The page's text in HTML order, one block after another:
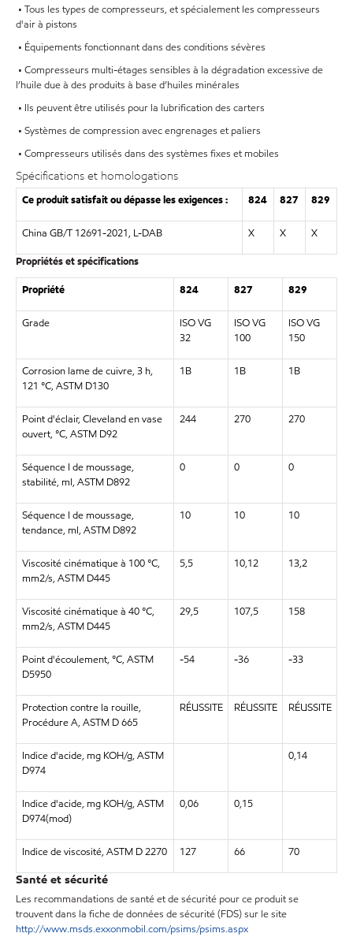
• Tous les types de compresseurs, et spécialement les compresseurs
d'air à pistons
• Équipements fonctionnant dans des conditions sévères
• Compresseurs multi-étages sensibles à la dégradation excessive de
l’huile due à des produits à base d’huiles minérales
• Ils peuvent être utilisés pour la lubrification des carters
• Systèmes de compression avec engrenages et paliers
• Compresseurs utilisés dans des systèmes fixes et mobiles
Spécifications et homologations
Ce produit satisfait ou dépasse les exigences : 824 827 829
China GB/T 12691-2021, L-DAB X X
X
Propriétés et spécifications
Propriété
824 827 829
Grade
ISO VG
32
ISO VG
100
ISO VG
150
Corrosion lame de cuivre, 3 h,
121 °C, ASTM D130
1B 1B 1B
Point d'éclair, Cleveland en vase
ouvert, °C, ASTM D92
244 270 270
Séquence I de moussage,
stabilité, ml, ASTM D892
0 0 0
Séquence I de moussage,
tendance, ml, ASTM D892
10 10 10
Viscosité cinématique à 100 °C,
mm2/s, ASTM D445
5,5 10,12 13,2
Viscosité cinématique à 40 °C,
mm2/s, ASTM D445
29,5 107,5 158
Point d'écoulement, °C, ASTM
D5950
-54 -36 -33
Protection contre la rouille,
Procédure A, ASTM D 665
RÉUSSITE RÉUSSITE RÉUSSITE
Indice d'acide, mg KOH/g, ASTM
D974
0,14
Indice d'acide, mg KOH/g, ASTM
D974(mod)
0,06 0,15
Indice de viscosité, ASTM D 2270 127 66 70
Santé et sécurité
Les recommandations de santé et de sécurité pour ce produit se
trouvent dans la fiche de données de sécurité (FDS) sur le site
http://www.msds.exxonmobil.com/psims/psims.aspx